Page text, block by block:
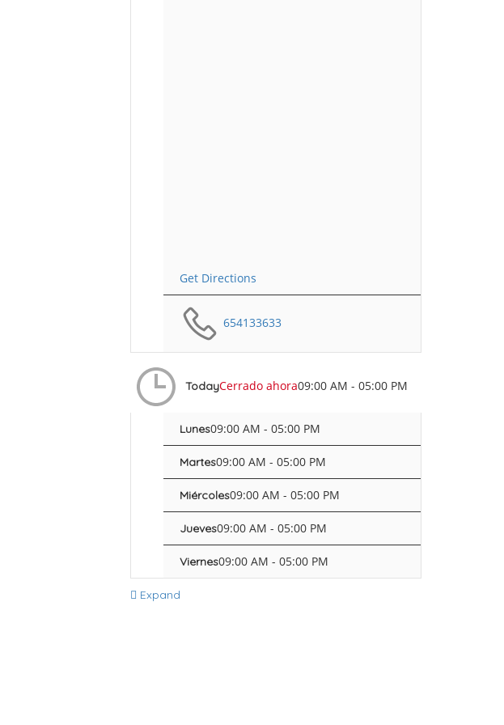
Get Directions
654133633
TodayCerrado ahora09:00 AM - 05:00 PM
Lunes09:00 AM - 05:00 PM
Martes09:00 AM - 05:00 PM
Miércoles09:00 AM - 05:00 PM
Jueves09:00 AM - 05:00 PM
Viernes09:00 AM - 05:00 PM
Expand